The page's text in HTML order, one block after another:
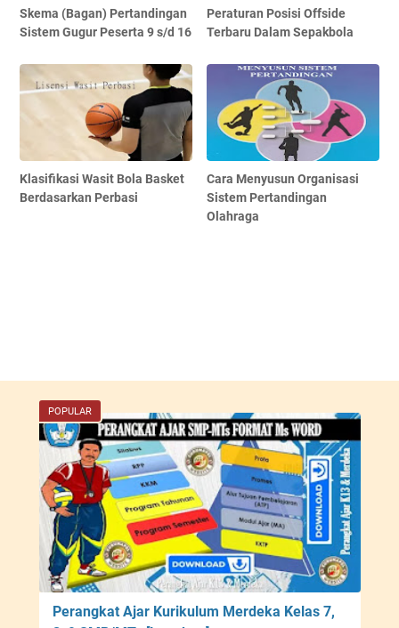
Skema (Bagan) Pertandingan
Sistem Gugur Peserta 9 s/d 16
Peraturan Posisi Offside
Terbaru Dalam Sepakbola
Klasifikasi Wasit Bola Basket
Berdasarkan Perbasi
Cara Menyusun Organisasi
Sistem Pertandingan
Olahraga
POPULAR
Perangkat Ajar Kurikulum Merdeka Kelas 7,